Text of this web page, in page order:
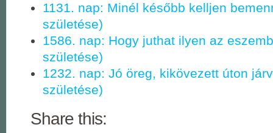
1131. nap: Minél később kelljen
születése)
1586. nap: Hogy juthat ilyen az
születése)
1232. nap: Jó öreg, kikövezett úton
születése)
Share this: